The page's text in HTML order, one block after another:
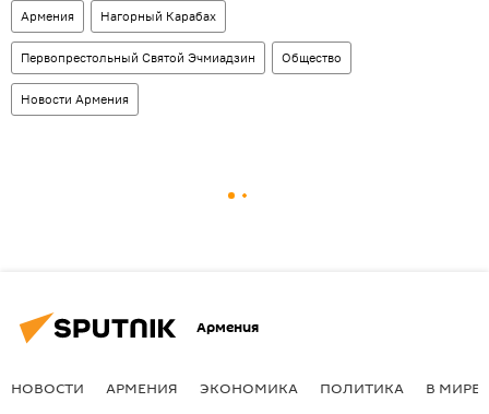
Армения Нагорный Карабах
Первопрестольный Святой Эчмиадзин Общество
Новости Армения
Армения
НОВОСТИ АРМЕНИЯ ЭКОНОМИКА ПОЛИТИКА В МИРЕ